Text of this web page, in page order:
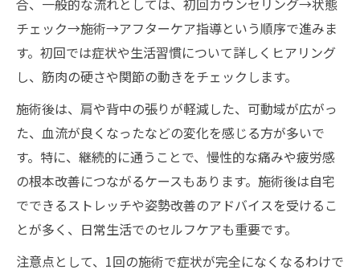
チェック→施術→アフターケア指導という順序で進みま
す。初回では症状や生活習慣について詳しくヒアリング
し、筋肉の硬さや関節の動きをチェックします。
施術後は、肩や背中の張りが軽減した、可動域が広がっ
た、血流が良くなったなどの変化を感じる方が多いで
す。特に、継続的に通うことで、慢性的な痛みや疲労感
の根本改善につながるケースもあります。施術後は自宅
でできるストレッチや姿勢改善のアドバイスを受けるこ
とが多く、日常生活でのセルフケアも重要です。
注意点として、1回の施術で症状が完全になくなるわけで